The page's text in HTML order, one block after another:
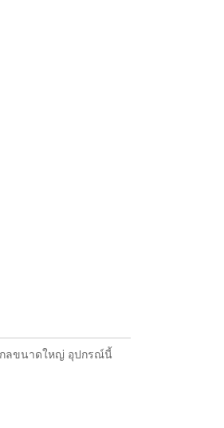
เกลขนาดใหญ่ อุปกรณ์นี้